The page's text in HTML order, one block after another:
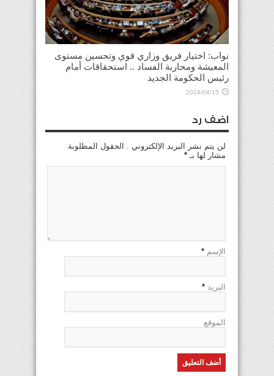
نواب: اختيار فريق وزاري قوي وتحسين مستوى
المعيشة ومحاربة الفساد .. استحقاقات أمام
رئيس الحكومة الجديد
2024/04/15
اضف رد
لن يتم نشر البريد الإلكتروني . الحقول المطلوبة
مشار لها بـ *
الإسم *
البريد *
الموقع